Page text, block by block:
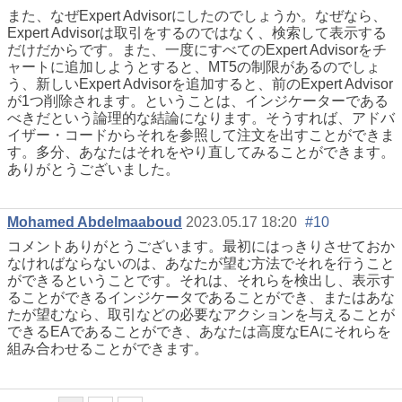
また、なぜExpert Advisorにしたのでしょうか。なぜなら、
Expert Advisorは取引をするのではなく、検索して表示する
だけだからです。また、一度にすべてのExpert Advisorをチ
ャートに追加しようとすると、MT5の制限があるのでしょ
う、新しいExpert Advisorを追加すると、前のExpert Advisor
が1つ削除されます。ということは、インジケーターである
べきだという論理的な結論になります。そうすれば、アドバ
イザー・コードからそれを参照して注文を出すことができま
す。多分、あなたはそれをやり直してみることができます。
ありがとうございました。
Mohamed Abdelmaaboud 2023.05.17 18:20 #10
コメントありがとうございます。最初にはっきりさせておか
なければならないのは、あなたが望む方法でそれを行うこと
ができるということです。それは、それらを検出し、表示す
ることができるインジケータであることができ、またはあな
たが望むなら、取引などの必要なアクションを与えることが
できるEAであることができ、あなたは高度なEAにそれらを
組み合わせることができます。